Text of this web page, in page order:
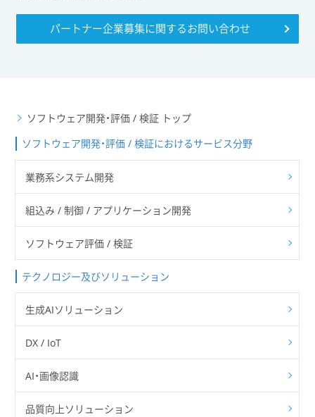
パートナー企業募集に関するお問い合わせ
ソフトウェア開発・評価 / 検証 トップ
ソフトウェア開発・評価 / 検証におけるサービス分野
業務系システム開発
組込み / 制御 / アプリケーション開発
ソフトウェア評価 / 検証
テクノロジー及びソリューション
生成AIソリューション
DX / IoT
AI・画像認識
品質向上ソリューション